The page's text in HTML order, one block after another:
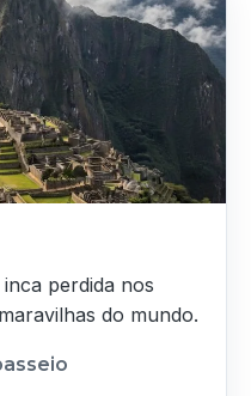
perdida nos
do mundo.